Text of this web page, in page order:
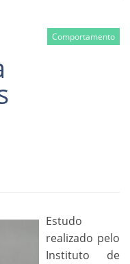
Comportamento
Estudo
realizado pelo
Instituto de